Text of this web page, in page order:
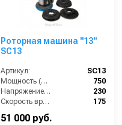
Роторная машина "13"
SC13
Артикул:
SC13
Мощность (Вт):
750
Напряжение (В):
230
Скорость вращения щётки (об/мин):
175
Длина сетевого шнура (м):
51 000 руб.